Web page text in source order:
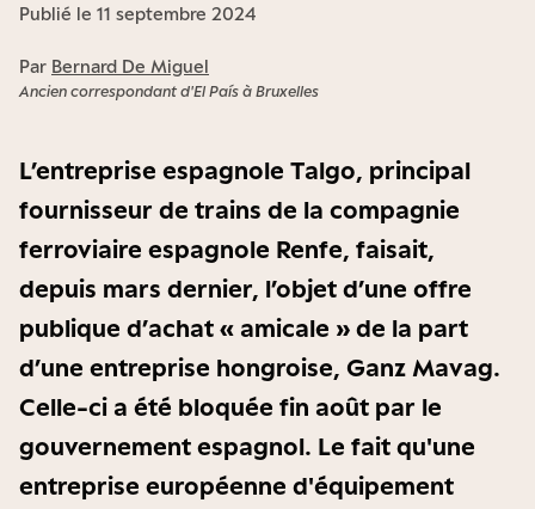
Publié le 11 septembre 2024
Par Bernard De Miguel
Ancien correspondant d'El País à Bruxelles
L’entreprise espagnole Talgo, principal
fournisseur de trains de la compagnie
ferroviaire espagnole Renfe, faisait,
depuis mars dernier, l’objet d’une offre
publique d’achat « amicale » de la part
d’une entreprise hongroise, Ganz Mavag.
Celle-ci a été bloquée fin août par le
gouvernement espagnol. Le fait qu'une
entreprise européenne d'équipement